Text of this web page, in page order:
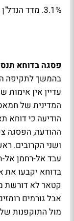
3.1%. מדד הנדל"ן ירד 1%, ומדד ת"א נפט וגז ירד 1.2%.
פסגה בדוחא
בהמשך לתקיפה
עדיין אין אימות
המדינית של
הודיעה כי דוחא
ההודעה, הפסגה
ושני הקרובים.
עבד אל-רחמן אל-
בדוחא יקבעו את
קטאר לא דורשת
אבל גורמים
מול התוקפנות